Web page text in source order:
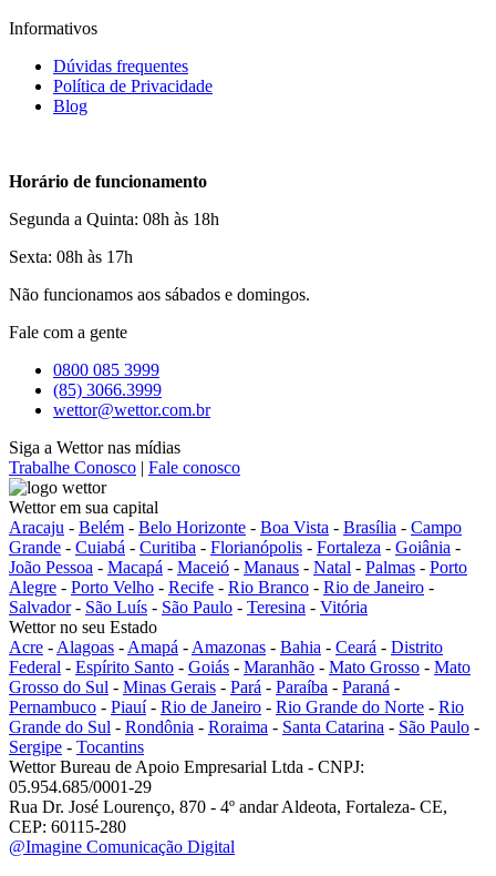
Informativos
Dúvidas frequentes
Política de Privacidade
Blog
Horário de funcionamento
Segunda a Quinta: 08h às 18h
Sexta: 08h às 17h
Não funcionamos aos sábados e domingos.
Fale com a gente
0800 085 3999
(85) 3066.3999
wettor@wettor.com.br
Siga a Wettor nas mídias
Trabalhe Conosco | Fale conosco
Wettor em sua capital
Aracaju - Belém - Belo Horizonte - Boa Vista - Brasília - Campo
Grande - Cuiabá - Curitiba - Florianópolis - Fortaleza - Goiânia -
João Pessoa - Macapá - Maceió - Manaus - Natal - Palmas - Porto
Alegre - Porto Velho - Recife - Rio Branco - Rio de Janeiro -
Salvador- São Luís - São Paulo - Teresina - Vitória
Wettor no seu Estado
Acre - Alagoas - Amapá - Amazonas - Bahia - Ceará - Distrito
Federal - Espírito Santo - Goiás - Maranhão - Mato Grosso - Mato
Grosso do Sul - Minas Gerais - Pará - Paraíba - Paraná -
Pernambuco - Piauí- Rio de Janeiro - Rio Grande do Norte - Rio
Grande do Sul - Rondônia - Roraima - Santa Catarina - São Paulo -
Sergipe - Tocantins
Wettor Bureau de Apoio Empresarial Ltda - CNPJ:
05.954.685/0001-29
Rua Dr. José Lourenço, 870 - 4º andar Aldeota, Fortaleza- CE,
CEP: 60115-280
@Imagine Comunicação Digital